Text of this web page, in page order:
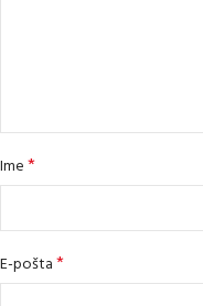
Ime*
E-pošta*